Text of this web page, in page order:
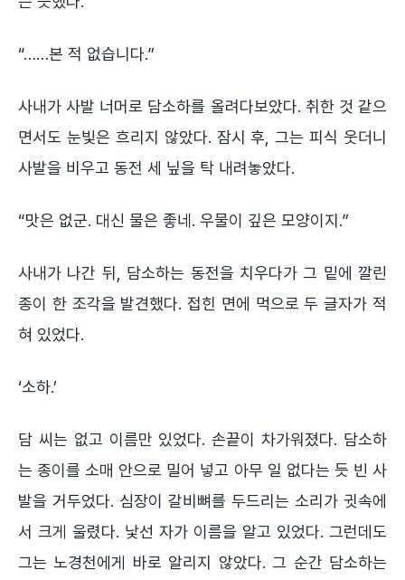
“……본 적 없습니다.”
사내가 사발 너머로 담소하를 올려다보았다. 취한 것 같으
면서도 눈빛은 흐리지 않았다. 잠시 후, 그는 피식 웃더니
사발을 비우고 동전 세 닢을 탁 내려놓았다.
“맛은 없군. 대신 물은 좋네. 우물이 깊은 모양이지.”
사내가 나간 뒤, 담소하는 동전을 치우다가 그 밑에 깔린
종이 한 조각을 발견했다. 접힌 면에 먹으로 두 글자가 적
혀 있었다.
‘소하.’
담 씨는 없고 이름만 있었다. 손끝이 차가워졌다. 담소하
는 종이를 소매 안으로 밀어 넣고 아무 일 없다는 듯 빈 사
발을 거두었다. 심장이 갈비뼈를 두드리는 소리가 귓속에
서 크게 울렸다. 낯선 자가 이름을 알고 있었다. 그런데도
그는 노경천에게 바로 알리지 않았다. 그 순간 담소하는